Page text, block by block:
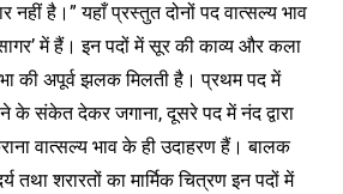
नहीं है।” यहाँ प्रस्तुत दोनों पद वात्सल्य भाव
में हैं। इन पदों में सूर की काव्य और कला
की अपूर्व झलक मिलती है। प्रथम पद में
के संकेत देकर जगाना, दूसरे पद में नंद द्वारा
वात्सल्य भाव के ही उदाहरण हैं। बालक
तथा शरारतों का मार्मिक चित्रण इन पदों में